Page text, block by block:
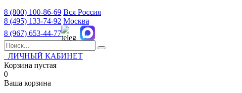
8 (800) 100-86-69 Вся Россия
8 (495) 133-74-92 Москва
8 (967) 653-44-77
ЛИЧНЫЙ КАБИНЕТ
Корзина пустая
0
Ваша корзина